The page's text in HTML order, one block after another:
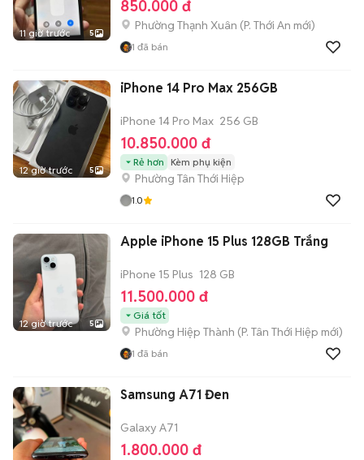
11 giờ trước 5
850.000 đ
Phường Thạnh Xuân (P. Thới An mới)
1 đã bán
12 giờ trước 5
iPhone 14 Pro Max 256GB
iPhone 14 Pro Max 256 GB
10.850.000 đ
Rẻ hơn Kèm phụ kiện
Phường Tân Thới Hiệp
1.0
12 giờ trước 5
Apple iPhone 15 Plus 128GB Trắng
iPhone 15 Plus 128 GB
11.500.000 đ
Giá tốt
Phường Hiệp Thành (P. Tân Thới Hiệp mới)
1 đã bán
Samsung A71 Đen
Galaxy A71
1.800.000 đ